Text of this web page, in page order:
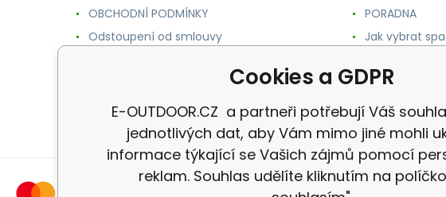
OBCHODNÍ PODMÍNKY
Odstoupení od smlouvy
Ochrana osobních údajů
PORADNA
Jak vybrat
Jak vybrat
Reklamace
Cookies a GDPR
E-OUTDOOR.CZ a partneři potřebují Váš
jednotlivých dat, aby Vám mimo jiné mohli
informace týkající se Vašich zájmů pomocí
reklam. Souhlas udělíte kliknutím na